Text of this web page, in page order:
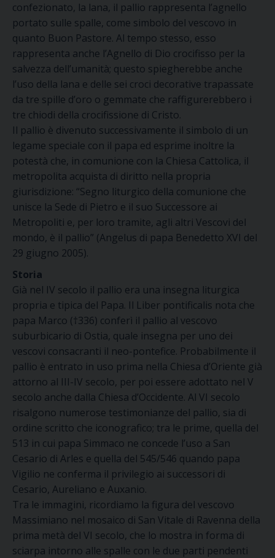
confezionato, la lana, il pallio rappresenta l’agnello
portato sulle spalle, come simbolo del vescovo in
quanto Buon Pastore. Al tempo stesso, esso
rappresenta anche l’Agnello di Dio crocifisso per la
salvezza dell’umanità; questo spiegherebbe anche
l’uso della lana e delle sei croci decorative trapassate
da tre spille d’oro o gemmate che raffigurerebbero i
tre chiodi della crocifissione di Cristo.
Il pallio è divenuto successivamente il simbolo di un
legame speciale con il papa ed esprime inoltre la
potestà che, in comunione con la Chiesa Cattolica, il
metropolita acquista di diritto nella propria
giurisdizione: “Segno liturgico della comunione che
unisce la Sede di Pietro e il suo Successore ai
Metropoliti e, per loro tramite, agli altri Vescovi del
mondo, è il pallio” (Angelus di papa Benedetto XVI del
29 giugno 2005).
Storia
Già nel IV secolo il pallio era una insegna liturgica
propria e tipica del Papa. Il Liber pontificalis nota che
papa Marco (†336) conferì il pallio al vescovo
suburbicario di Ostia, quale insegna per uno dei
vescovi consacranti il neo-pontefice. Probabilmente il
pallio è entrato in uso prima nella Chiesa d’Oriente già
attorno al III-IV secolo, per poi essere adottato nel V
secolo anche dalla Chiesa d’Occidente. Al VI secolo
risalgono numerose testimonianze del pallio, sia di
ordine scritto che iconografico; tra le prime, quella del
513 in cui papa Simmaco ne concede l’uso a San
Cesario di Arles e quella del 545/546 quando papa
Vigilio ne conferma il privilegio ai successori di
Cesario, Aureliano e Auxanio.
Tra le immagini, ricordiamo la figura del vescovo
Massimiano nel mosaico di San Vitale di Ravenna della
prima metà del VI secolo, che lo mostra in forma di
sciarpa intorno alle spalle con le due parti pendenti